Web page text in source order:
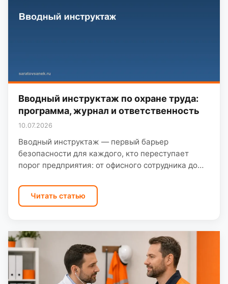
Вводный инструктаж по охране труда:
программа, журнал и ответственность
10.07.2026
Вводный инструктаж — первый барьер
безопасности для каждого, кто переступает
порог предприятия: от офисного сотрудника до
понимать: вводный не заменяет первичный на
рабочем месте,…
Читать статью